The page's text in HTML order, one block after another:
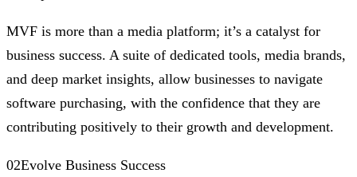
MVF is more than a media platform; it’s a catalyst for
business success. A suite of dedicated tools, media brands,
and deep market insights, allow businesses to navigate
software purchasing, with the confidence that they are
contributing positively to their growth and development.
02Evolve Business Success